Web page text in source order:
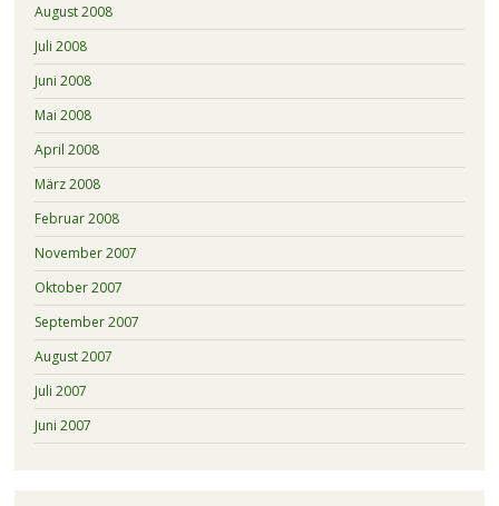
August 2008
Juli 2008
Juni 2008
Mai 2008
April 2008
März 2008
Februar 2008
November 2007
Oktober 2007
September 2007
August 2007
Juli 2007
Juni 2007